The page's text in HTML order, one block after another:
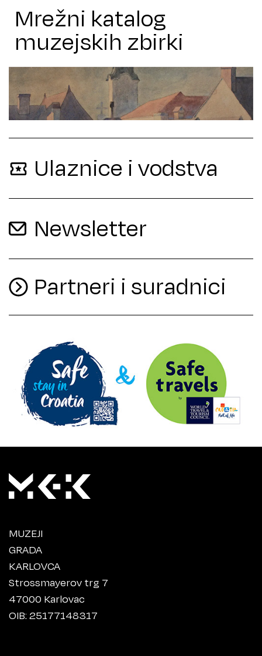
Mrežni katalog
muzejskih zbirki
Ulaznice i vodstva
Newsletter
Partneri i suradnici
MUZEJI
GRADA
KARLOVCA
Strossmayerov trg 7
47000 Karlovac
OIB: 25177148317